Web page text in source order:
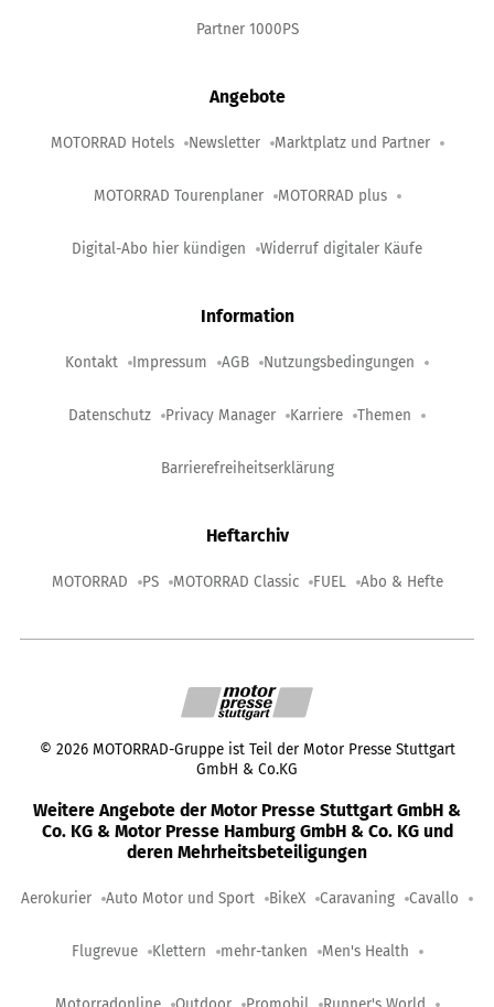
Partner 1000PS
Angebote
MOTORRAD Hotels Newsletter Marktplatz und Partner
MOTORRAD Tourenplaner MOTORRAD plus
Digital-Abo hier kündigen Widerruf digitaler Käufe
Information
Kontakt Impressum AGB Nutzungsbedingungen
Datenschutz Privacy Manager Karriere Themen
Barrierefreiheitserklärung
Heftarchiv
MOTORRAD PS MOTORRAD Classic FUEL Abo & Hefte
© 2026 MOTORRAD-Gruppe ist Teil der Motor Presse Stuttgart
GmbH & Co.KG
Weitere Angebote der Motor Presse Stuttgart GmbH &
Co. KG & Motor Presse Hamburg GmbH & Co. KG und
deren Mehrheitsbeteiligungen
Aerokurier Auto Motor und Sport BikeX Caravaning Cavallo
Flugrevue Klettern mehr-tanken Men's Health